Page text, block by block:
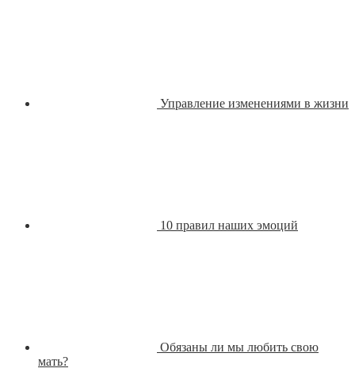
Управление изменениями в жизни
10 правил наших эмоций
Обязаны ли мы любить свою
мать?